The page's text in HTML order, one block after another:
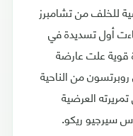
للخلف من تشامبرز
أول تسديدة في
قوية علت عارضة
من الناحية
العرضية
سيرجيو ريكو.